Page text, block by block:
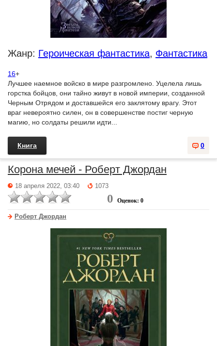
Жанр: Героическая фантастика, Фантастика
16+
Лучшее наемное войско в мире разгромлено. Уцелела лишь
горстка бойцов, они тайно живут в новой империи, созданной
Черным Отрядом и доставшейся его заклятому врагу. Этот
враг невероятно силен, он в совершенстве постиг черную
магию, но солдаты решили идти...
0
Книга
Корона мечей - Роберт Джордан
18 апреля 2022, 03:40 1073
0 Оценок: 0
Роберт Джордан